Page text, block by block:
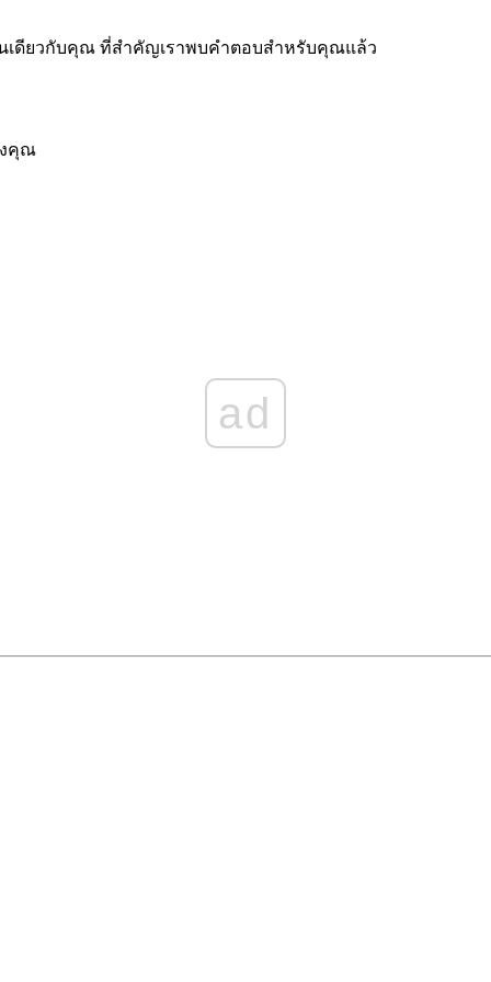
เดียวกับคุณ ที่สำคัญเราพบคำตอบสำหรับคุณแล้ว
งคุณ
ad